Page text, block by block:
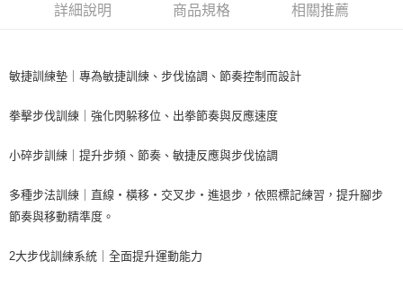
３．收到繳費通知簡訊後14天內，點擊此簡訊中的連結，可透過四大超商／
後付繳納相關費用。
客戶支援中心」https://netprotections.freshdesk.com/support/home
【注意事項】
權轉讓予恩沛科技股份有限公司。
２．關於個人資料處理事宜，請瀏覽以下網址：
３．未成年的使用者請事先徵得法定代理人或監護人之同意方可使用
黑貓貨到付款
詳細說明 商品規格 相關推薦
敏捷訓練墊｜專為敏捷訓練、步伐協調、節奏控制而設計
拳擊步伐訓練｜強化閃躲移位、出拳節奏與反應速度
小碎步訓練｜提升步頻、節奏、敏捷反應與步伐協調
多種步法訓練｜直線・橫移・交叉步・進退步，依照標記練習，提升腳步
節奏與移動精準度。
2大步伐訓練系統｜全面提升運動能力